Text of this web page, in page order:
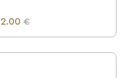
€
VAIRĀK